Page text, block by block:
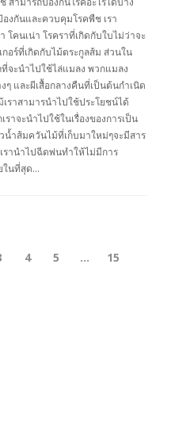
งกันและควบคุมโรคพืช เรา
โคนเน่า โรคราที่เกิดกับใบไม่ว่าจะ
อร์ที่เกิดกับไม้ตระกูลส้ม ส่วนใน
จะนำไปใช้ไล่แมลง พวกแมลง
และผีเสื้อกลางคืนที่เป็นต้นกำเนิด
ราสามารนำไปใช้ประโยชน์ได้
าจะนำไปใช้ในเรื่องของการเป็น
ำส้มควันไม้ที่เก็บมาใหม่ๆจะมีสาร
รานำไปฉีดพ่นทำให้ไม่มีการ
ในที่สุด…
4 5 … 15